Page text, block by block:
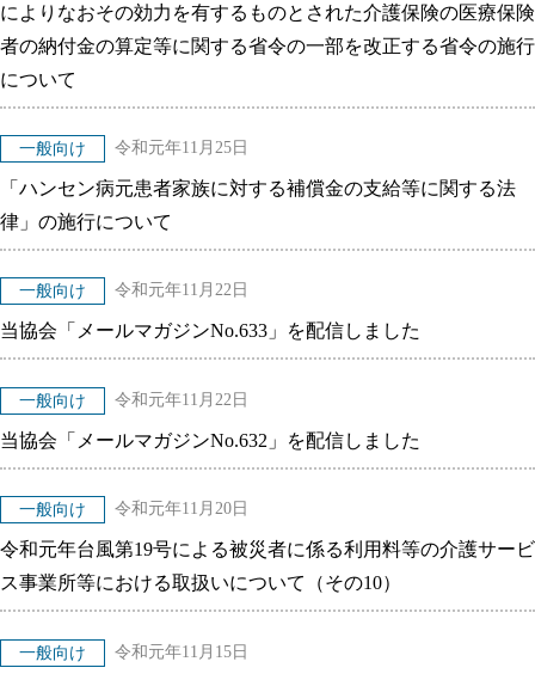
によりなおその効力を有するものとされた介護保険の医療保険
者の納付金の算定等に関する省令の一部を改正する省令の施行
について
一般向け 令和元年11月25日
「ハンセン病元患者家族に対する補償金の支給等に関する法
律」の施行について
一般向け 令和元年11月22日
当協会「メールマガジンNo.633」を配信しました
一般向け 令和元年11月22日
当協会「メールマガジンNo.632」を配信しました
一般向け 令和元年11月20日
令和元年台風第19号による被災者に係る利用料等の介護サービ
ス事業所等における取扱いについて（その10）
一般向け 令和元年11月15日